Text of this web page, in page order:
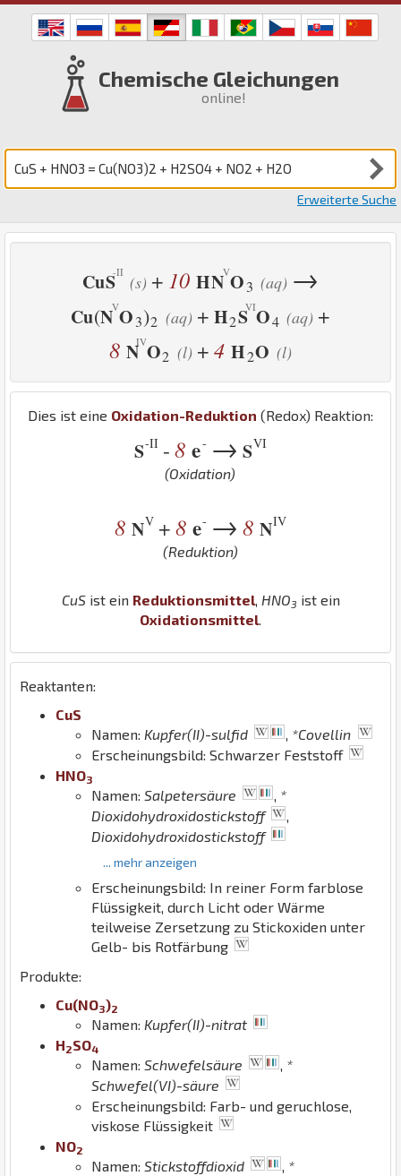
Chemische Gleichungen
online!
Erweiterte Suche
CuS (s) + 10 HN O3 (aq) →
Cu(N O3)2 (aq) + H2S O4 (aq) +
8 N O2 (l) +4 H2O (l)
Dies ist eine Oxidation-Reduktion (Redox) Reaktion:
S-II - 8 e- → SVI
(Oxidation)
8 NV +8 e- → 8 NIV
(Reduktion)
CuSist ein Reduktionsmittel HNO3 ist ein
Oxidationsmittel
Reaktanten:
CuS
Namen: Kupfer(II)-sulfid
*Covellin
Erscheinungsbild: Schwarzer Feststoff
HNO3
Namen: Salpetersäure
*
Dioxidohydroxidostickstoff
,
Dioxidohydroxidostickstoff
... mehr anzeigen
Erscheinungsbild: In reiner Form farblose
Flüssigkeit, durch Licht oder Wärme
teilweise Zersetzung zu Stickoxiden unter
Gelb- bis Rotfärbung
Produkte:
Cu(NO3)2
Namen: Kupfer(II)-nitrat
H2SO4
Namen: Schwefelsäure , *
Schwefel(VI)-säure
Erscheinungsbild: Farb- und geruchlose,
viskose Flüssigkeit
NO2
Namen: Stickstoffdioxid , *